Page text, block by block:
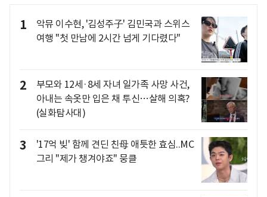
1
악뮤 이수현, '김성주子' 김민국과 스위스
여행 "첫 만남에 2시간 넘게 기다렸다"
2
부모와 12세·8세 자녀 일가족 사망 사건,
아내는 속옷만 입은 채 투신…살해 의혹?
(실화탐사대)
3
'17억 빚' 함께 견딘 친母 애틋한 효심..MC
그리 "제가 챙겨야죠" 뭉클